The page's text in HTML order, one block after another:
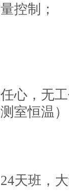
控制；
心，无
室恒温
天班，